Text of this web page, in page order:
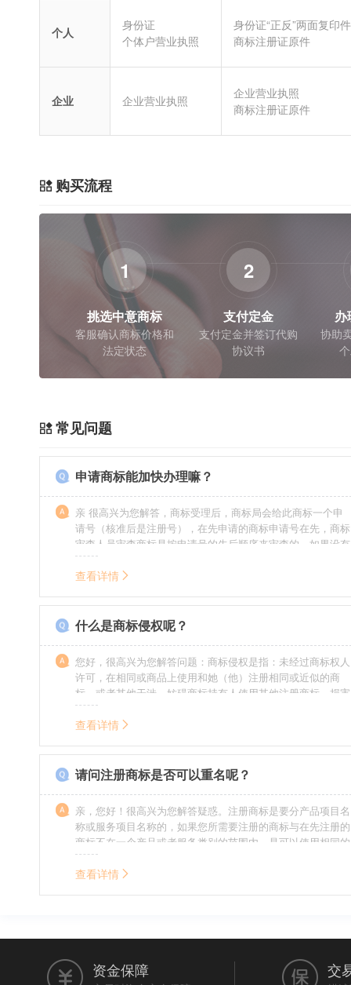
个人
身份证
个体户营业执照
身份证“正反”两面复印件
商标注册证原件
企业 企业营业执照
企业营业执照
商标注册证原件
购买流程
1
挑选中意商标
客服确认商标价格和
法定状态
2
支付定金
支付定金并签订代购
协议书
办
协助
常见问题
申请商标能加快办理嘛？
亲 很高兴为您解答，商标受理后，商标局会给此商标一个申
请号（核准后是注册号），在先申请的商标申请号在先，商标
审查人员审查商标是按申请号的先后顺序来审查的，如果没有
特殊情况（受理案件需要，被异议等），不会延迟也不会提
前。
查看详情
什么是商标侵权呢？
您好，很高兴为您解答问题：商标侵权是指：未经过商标权人
许可，在相同或商品上使用和她（他）注册相同或近似的商
标，或者其他干涉、妨碍商标持有人使用其他注册商标，损害
商标持有人合法权益的其他行为。侵权的人通常需要承担侵权
的责任，明知侵权的行为的人要承担赔偿的责任。情节严重
查看详情
请问注册商标是否可以重名呢？
亲，您好！很高兴为您解答疑惑。注册商标是要分产品项目名
称或服务项目名称的，如果您所需要注册的商标与在先注册的
商标不在一个产品或者服务类别的范围内，是可以使用相同的
名称的。希望我的回答能帮到您。
查看详情
资金保障 交